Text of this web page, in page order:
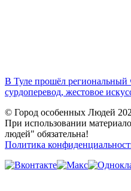
В Туле прошёл
сурдоперевод, жестовое
© Город особенных Людей
При использовании
людей" обязательна!
Политика